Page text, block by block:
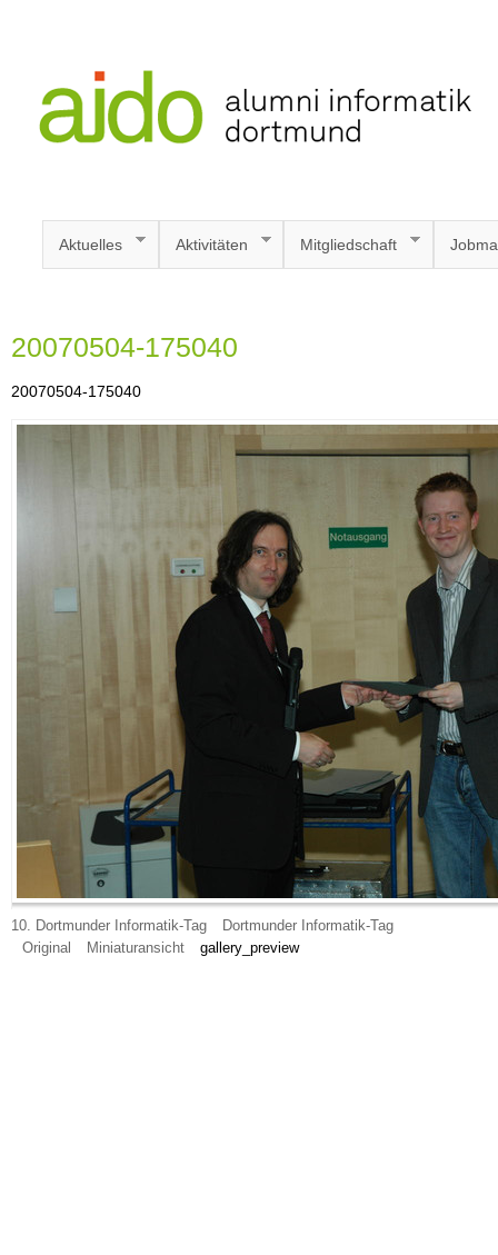
Aktuelles Aktivitäten Mitgliedschaft
20070504-175040
20070504-175040
10. Dortmunder Informatik-Tag
Dortmunder Informatik-Tag
Original
Miniaturansicht gallery_preview